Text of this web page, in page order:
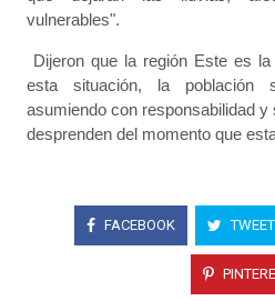
vulnerables".
Dijeron que la región Este es
esta situación, la población
asumiendo con responsabilidad
desprenden del momento que
FACEBOOK